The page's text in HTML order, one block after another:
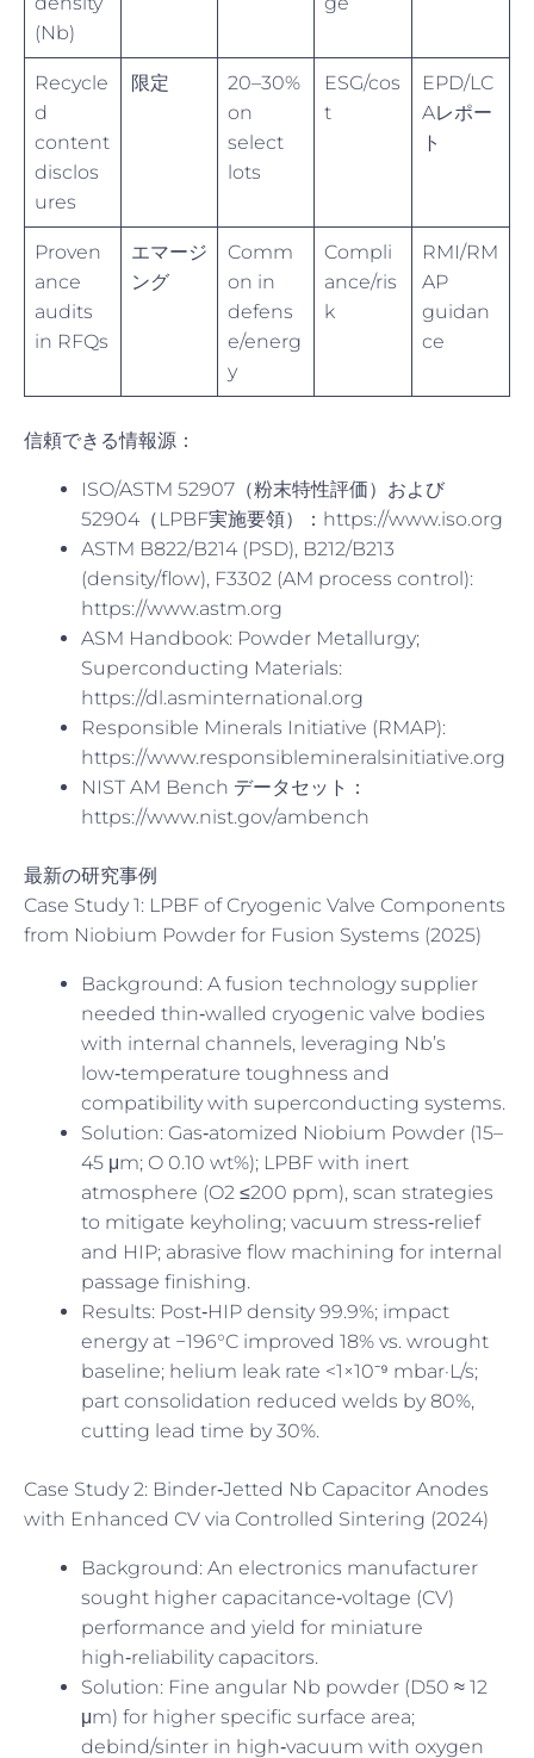
(Nb)
Recycle
d
content
disclos
ures
限定
20–30%
on
select
lots
ESG/cos
t
EPD/LC
Aレポー
ト
Proven
ance
audits
in RFQs
エマージ
ング
Comm
on in
defens
e/energ
y
Compli
ance/ris
k
RMI/RM
AP
guidan
ce
信頼できる情報源：
ISO/ASTM 52907（粉末特性評価）および
52904（LPBF実施要領）：https://www.iso.org
ASTM B822/B214 (PSD), B212/B213
(density/flow), F3302 (AM process control):
https://www.astm.org
ASM Handbook: Powder Metallurgy;
Superconducting Materials:
https://dl.asminternational.org
Responsible Minerals Initiative (RMAP):
https://www.responsiblemineralsinitiative.org
NIST AM Bench データセット：
https://www.nist.gov/ambench
最新の研究事例
Case Study 1: LPBF of Cryogenic Valve Components
from Niobium Powder for Fusion Systems (2025)
Background: A fusion technology supplier
needed thin‑walled cryogenic valve bodies
with internal channels, leveraging Nb’s
low‑temperature toughness and
compatibility with superconducting systems.
Solution: Gas‑atomized Niobium Powder (15–
45 μm; O 0.10 wt%); LPBF with inert
atmosphere (O2 ≤200 ppm), scan strategies
to mitigate keyholing; vacuum stress‑relief
and HIP; abrasive flow machining for internal
passage finishing.
Results: Post‑HIP density 99.9%; impact
energy at −196°C improved 18% vs. wrought
baseline; helium leak rate <1×10⁻⁹ mbar·L/s;
part consolidation reduced welds by 80%,
cutting lead time by 30%.
Case Study 2: Binder‑Jetted Nb Capacitor Anodes
with Enhanced CV via Controlled Sintering (2024)
Background: An electronics manufacturer
sought higher capacitance‑voltage (CV)
performance and yield for miniature
high‑reliability capacitors.
Solution: Fine angular Nb powder (D50 ≈ 12
μm) for higher specific surface area;
debind/sinter in high‑vacuum with oxygen